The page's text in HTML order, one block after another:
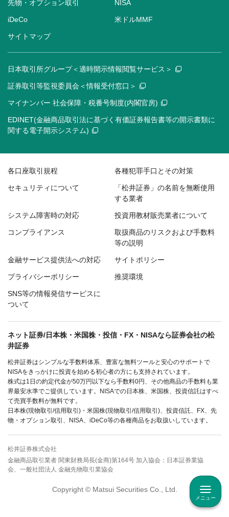
メニュー
先物・オプション取引 NISA
iDeCo 米ドルMMF
サイトマップ
日本取引所グループ＜適時開示情報閲覧サービス＞
証券取引等監視委員会＜情報受付窓口＞
マイナンバー 社会保障・税番号制度(内閣官房)
EDINET(金融商品取引法に基づく有価証券報告書等の開示書類に
関する電子開示システム)
各口座取引規程 各種犯罪手口とその対策
セキュリティについて
「松井証券」の名前を無断使用
する業者
システム障害時の対応 投資用教材販売業者について
コンプライアンス
取扱商品のリスクおよび手数料
等の説明
金融サービス提供法への対応 サイトポリシー
プライバシーポリシー 推奨環境
SNS等の情報発信サービスに
ついて
ネット証券/日本株・米国株・投信・FX・NISAなら証券会社の松
井証券
松井証券はシンプルな手数料体系、豊富な無料ツールと安心のサポートで
NISAをきっかけに投資を始める初心者の方にも支持されています。
株式は1日の約定代金が50万円以下なら手数料0円、その他商品の手数料も業
界最安水準でご提供しています。NISAでの日本株、米国株、投資信託はすべ
て売買手数料が無料です。
日本株(現物取引/信用取引)・米国株(現物取引/信用取引)、投資信託、FX、先
物・オプション取引、NISA、iDeCo等の各種商品をお取扱いしています。
松井証券株式会社
金融商品取引業者 関東財務局長(金商)第164号 加入協会：日本証券業協
会、一般社団法人 金融先物取引業協会
Copyright © Matsui Securities Co., Ltd.